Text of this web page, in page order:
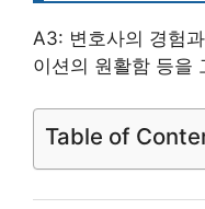
A3: 변호사의 경험
이션의 원활함 등을
Table of